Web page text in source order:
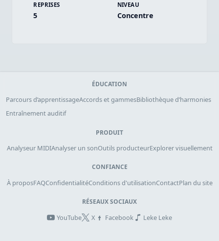
REPRISES
5
NIVEAU
Concentre
ÉDUCATION
Parcours d’apprentissageAccords et gammesBibliothèque d’harmonies
Entraînement auditif
PRODUIT
Analyseur MIDIAnalyser un sonOutils producteurExplorer visuellement
CONFIANCE
À proposFAQConfidentialitéConditions d'utilisationContactPlan du site
RÉSEAUX SOCIAUX
YouTube X Facebook Leke Leke